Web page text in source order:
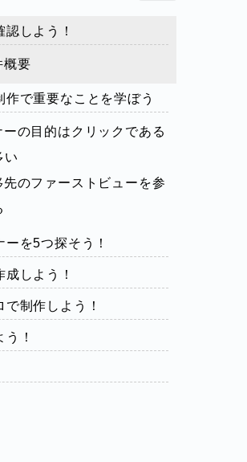
認しよう！
概要
作で重要なことを学ぼう
ーの目的はクリックである
い
先のファーストビューを参
ーを5つ探そう！
成しよう！
で制作しよう！
！